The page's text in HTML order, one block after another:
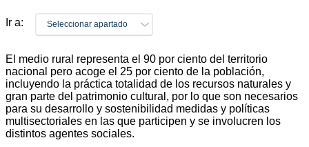
Ir a: Seleccionar apartado
El medio rural representa el 90 por ciento del territorio
nacional pero acoge el 25 por ciento de la población,
incluyendo la práctica totalidad de los recursos naturales y
gran parte del patrimonio cultural, por lo que son necesarios
para su desarrollo y sostenibilidad medidas y políticas
multisectoriales en las que participen y se involucren los
distintos agentes sociales.